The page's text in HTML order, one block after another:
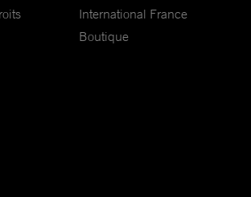
International France
Boutique